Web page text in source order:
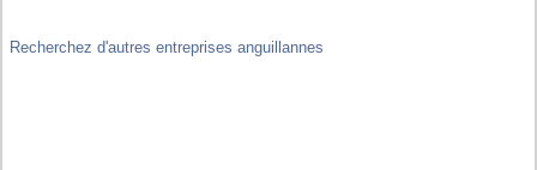
Recherchez d'autres entreprises anguillannes